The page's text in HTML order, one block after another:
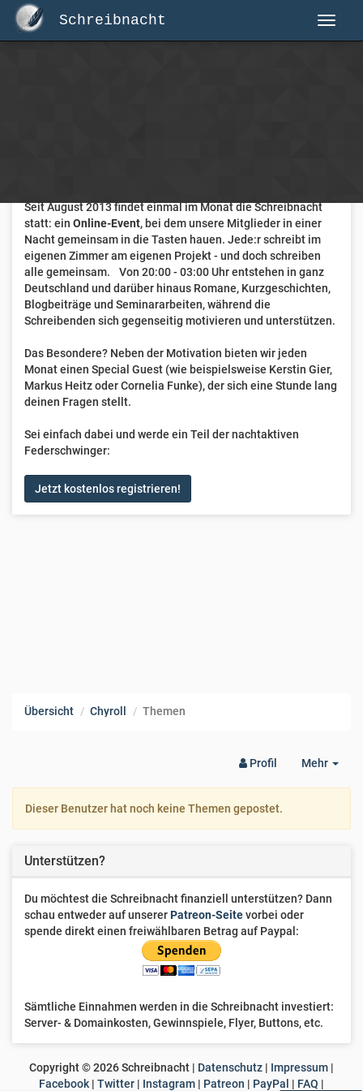
Schreibnacht
Seit August 2013 findet einmal im Monat die Schreibnacht
statt: ein Online-Event, bei dem unsere Mitglieder in einer
Nacht gemeinsam in die Tasten hauen. Jede:r schreibt im
eigenen Zimmer am eigenen Projekt - und doch schreiben
alle gemeinsam. Von 20:00 - 03:00 Uhr entstehen in ganz
Deutschland und darüber hinaus Romane, Kurzgeschichten,
Blogbeiträge und Seminararbeiten, während die
Schreibenden sich gegenseitig motivieren und unterstützen.
Das Besondere? Neben der Motivation bieten wir jeden
Monat einen Special Guest (wie beispielsweise Kerstin Gier,
Markus Heitz oder Cornelia Funke), der sich eine Stunde lang
deinen Fragen stellt.
Sei einfach dabei und werde ein Teil der nachtaktiven
Federschwinger:
Jetzt kostenlos registrieren!
Übersicht Chyroll Themen
Mehr
Profil
Dieser Benutzer hat noch keine Themen gepostet.
Unterstützen?
Du möchtest die Schreibnacht finanziell unterstützen? Dann
schau entweder auf unsererPatreon-Seitevorbei oder
spende direkt einen freiwählbaren Betrag auf Paypal:
Sämtliche Einnahmen werden in die Schreibnacht investiert:
Server- & Domainkosten, Gewinnspiele, Flyer, Buttons, etc.
Copyright ©2026Schreibnacht | Datenschutz | Impressum |
Facebook | Twitter | Instagram | Patreon | PayPal | FAQ |